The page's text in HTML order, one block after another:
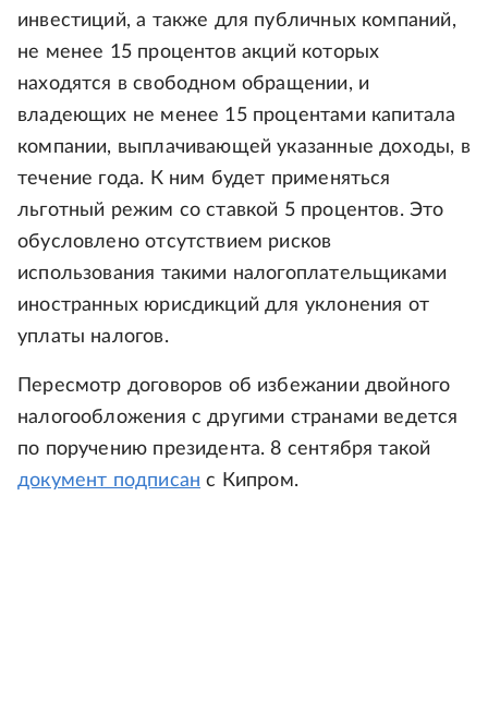
инвестиций, а также для публичных компаний,
не менее 15 процентов акций которых
находятся в свободном обращении, и
владеющих не менее 15 процентами капитала
компании, выплачивающей указанные доходы, в
течение года. К ним будет применяться
льготный режим со ставкой 5 процентов. Это
обусловлено отсутствием рисков
использования такими налогоплательщиками
иностранных юрисдикций для уклонения от
уплаты налогов.
Пересмотр договоров об избежании двойного
налогообложения с другими странами ведется
по поручению президента. 8 сентября такой
документ подписан с Кипром.